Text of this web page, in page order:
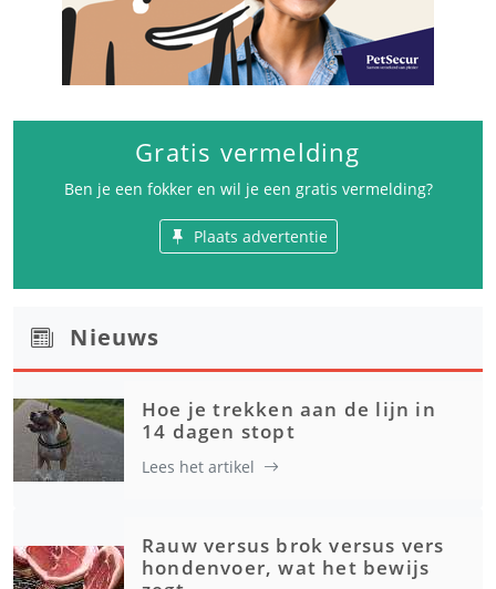
Gratis vermelding
Ben je een fokker en wil je een gratis vermelding?
Plaats advertentie
Nieuws
Hoe je trekken aan de lijn in
14 dagen stopt
Lees het artikel
Rauw versus brok versus vers
hondenvoer, wat het bewijs